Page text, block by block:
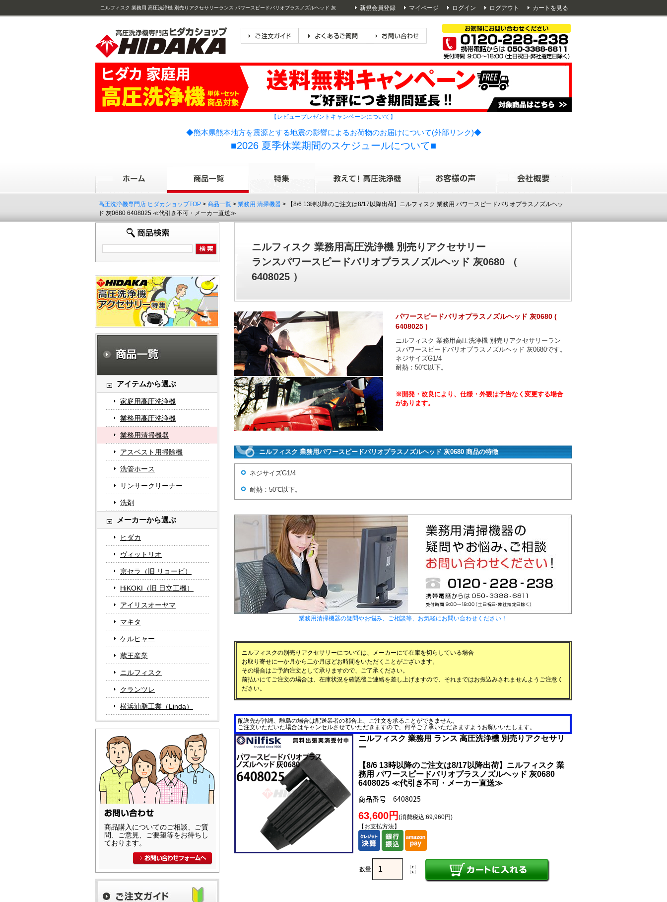
ニルフィスク 業務用 高圧洗浄機 別売りアクセサリーランス パワースピードバリオプラスノズルヘッド 灰
0680 ( 6408025 6408025 )
新規会員登録 マイページ ログイン ログアウト カートを見る
【レビュープレゼントキャンペーンについて】
◆熊本県熊本地方を震源とする地震の影響によるお荷物のお届けについて(外部リンク)◆
■2026 夏季休業期間のスケジュールについて■
高圧洗浄機専門店 ヒダカショップTOP > 商品一覧 > 業務用 清掃機器 > 【8/6 13時以降のご注文は8/17以降出荷】ニルフィスク 業務用 パワースピードバリオプラスノズルヘッ
ド 灰0680 6408025 ≪代引き不可・メーカー直送≫
アイテムから選ぶ
家庭用高圧洗浄機
業務用高圧洗浄機
業務用清掃機器
アスベスト用掃除機
洗管ホース
リンサークリーナー
洗剤
メーカーから選ぶ
ヒダカ
ヴィットリオ
京セラ（旧 リョービ）
HiKOKI（旧 日立工機）
アイリスオーヤマ
マキタ
ケルヒャー
蔵王産業
ニルフィスク
クランツレ
横浜油脂工業（Linda）
商品購入についてのご相談、ご質
問、ご意見、ご要望等をお待ちし
ております。
ニルフィスク 業務用高圧洗浄機 別売りアクセサリー
ランスパワースピードバリオプラスノズルヘッド 灰0680 （
6408025 ）
パワースピードバリオプラスノズルヘッド 灰0680 (
6408025 )
ニルフィスク 業務用高圧洗浄機 別売りアクセサリーラン
スパワースピードバリオプラスノズルヘッド 灰0680です。
ネジサイズG1/4
耐熱：50℃以下。
※開発・改良により、仕様・外観は予告なく変更する場合
があります。
ニルフィスク 業務用パワースピードバリオプラスノズルヘッド 灰0680 商品の特徴
ネジサイズG1/4
耐熱：50℃以下。
業務用清掃機器の疑問やお悩み、ご相談等、お気軽にお問い合わせください！
ニルフィスクの別売りアクセサリーについては、メーカーにて在庫を切らしている場合
お取り寄せに一か月から二か月ほどお時間をいただくことがございます。
その場合はご予約注文として承りますので、ご了承ください。
前払いにてご注文の場合は、在庫状況を確認後ご連絡を差し上げますので、それまではお振込みされませんようご注意く
ださい。
配送先が沖縄、離島の場合は配送業者の都合上、ご注文を承ることができません。
ご注文いただいた場合はキャンセルさせていただきますので、何卒ご了承いただきますようお願いいたします。
ニルフィスク 業務用 ランス 高圧洗浄機 別売りアクセサリ
ー
【8/6 13時以降のご注文は8/17以降出荷】ニルフィスク 業
務用 パワースピードバリオプラスノズルヘッド 灰0680
6408025 ≪代引き不可・メーカー直送≫
商品番号 6408025
63,600円 (消費税込:69,960円)
【お支払方法】
数量